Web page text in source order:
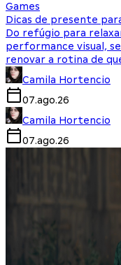
Games
Dicas de presente
Do refúgio para
performance visual,
renovar a rotina de
Camila Hortencio
07.ago.26
Camila Hortencio
07.ago.26